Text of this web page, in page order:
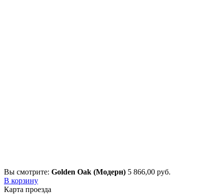
Вы смотрите: Golden Oak (Модерн) 5 866,00 руб.
В корзину
Карта проезда